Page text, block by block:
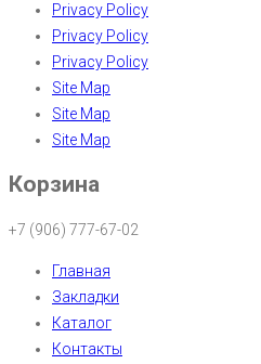
Privacy Policy
Privacy Policy
Privacy Policy
Site Map
Site Map
Site Map
Корзина
+7 (906) 777-67-02
Главная
Закладки
Каталог
Контакты